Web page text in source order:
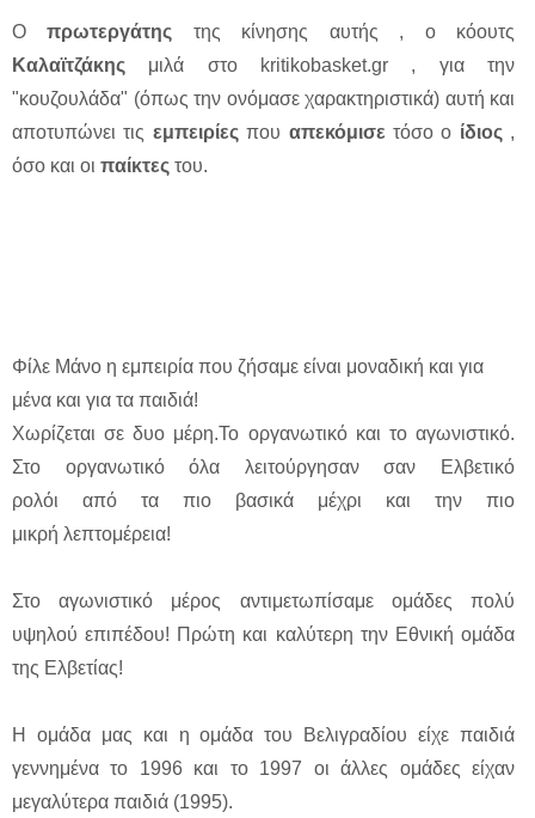
Οπρωτεργάτης της κίνησης αυτής , ο κόουτς
Καλαϊτζάκης μιλά στο kritikobasket.gr , για την
"κουζουλάδα" (όπως την ονόμασε χαρακτηριστικά) αυτή και
αποτυπώνει τις εμπειρίεςπου απεκόμισε τόσο ο ίδιος,
όσο και οι παίκτες του.
Φίλε Μάνο η εμπειρία που ζήσαμε είναι μοναδική και για
μένα και για τα παιδιά!
Χωρίζεται σε δυο μέρη.Το οργανωτικό και το αγωνιστικό.
Στο οργανωτικό όλα λειτούργησαν σαν Ελβετικό
ρολόι από τα πιο βασικά μέχρι και την πιο
μικρή λεπτομέρεια!
Στο αγωνιστικό μέρος αντιμετωπίσαμε ομάδες πολύ
υψηλού επιπέδου! Πρώτη και καλύτερη την Εθνική ομάδα
της Ελβετίας!
Η ομάδα μας και η ομάδα του Βελιγραδίου είχε παιδιά
γεννημένα το 1996 και το 1997 οι άλλες ομάδες είχαν
μεγαλύτερα παιδιά (1995).